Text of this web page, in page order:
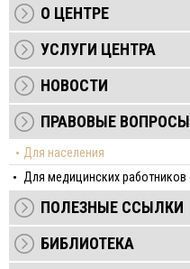
О ЦЕНТРЕ
УСЛУГИ ЦЕНТРА
НОВОСТИ
ПРАВОВЫЕ ВОПРОСЫ
Для населения
Для медицинских работников
ПОЛЕЗНЫЕ ССЫЛКИ
БИБЛИОТЕКА